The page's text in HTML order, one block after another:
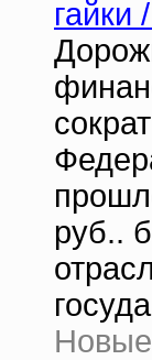
гайки
руб..